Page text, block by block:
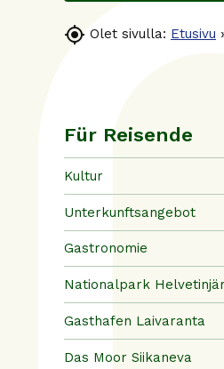
 Olet sivulla: Etusivu
Für Reisende
Kultur
Unterkunftsangebot
Gastronomie
Nationalpark
Gasthafen Laivaranta
Das Moor Siikaneva